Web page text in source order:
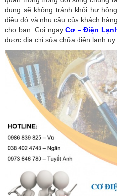
dụng sẽ không tránh khỏi hư
điều đó và nhu cầu của khách
cho bạn. Gọi ngayCơ – Điện
được địa chỉ sửa chữa điện lạnh